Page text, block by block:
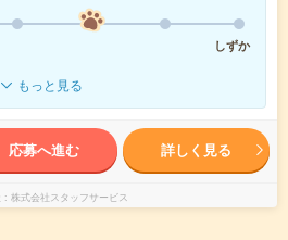
しずか
もっと見る
応募へ進む 詳しく見る
株式会社スタッフサービス